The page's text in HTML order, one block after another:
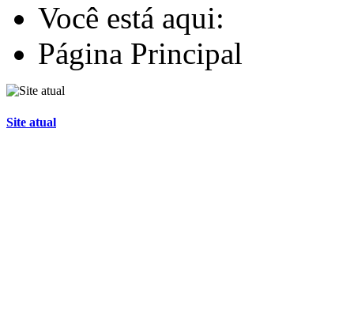
Você está aqui:
Página Principal
Site atual